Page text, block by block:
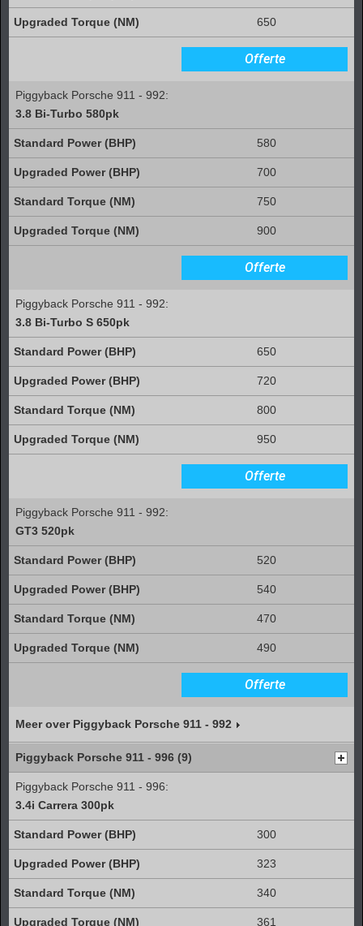
650
Offerte
Piggyback Porsche 911 - 992:
3.8 Bi-Turbo 580pk
580
700
750
900
Offerte
Piggyback Porsche 911 - 992:
3.8 Bi-Turbo S 650pk
650
720
800
950
Offerte
Piggyback Porsche 911 - 992:
GT3 520pk
520
540
470
490
Offerte
Meer over Piggyback Porsche 911 - 992
Piggyback Porsche 911 - 996 (9)
Piggyback Porsche 911 - 996:
3.4i Carrera 300pk
300
323
340
361